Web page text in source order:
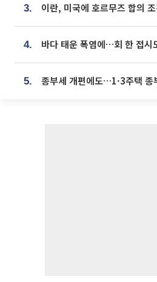
3.
4. 바다 태운 폭염에…회 한 접시
5.